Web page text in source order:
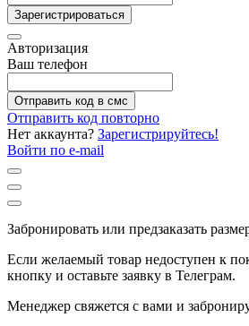
Зарегистрироваться
Авторизация
Ваш телефон
Отправить код в смс
Отправить код повторно
Нет аккаунта? Зарегистрируйтесь!
Войти по e-mail
Забронировать или предзаказать
Если желаемый товар недоступен к
кнопку и оставьте заявку в Телеграм.
Менеджер свяжется с вами и